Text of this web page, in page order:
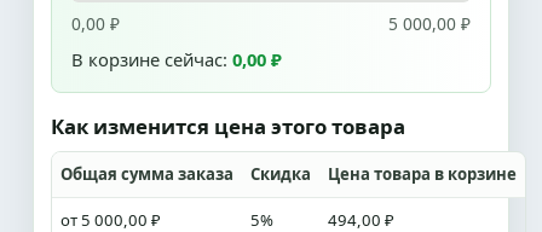
0,00 ₽ 5 000,00 ₽
В корзине сейчас: 0,00 ₽
Как изменится цена этого товара
Общая сумма заказа Скидка Цена товара в корзине
от 5 000,00 ₽ 5% 494,00 ₽